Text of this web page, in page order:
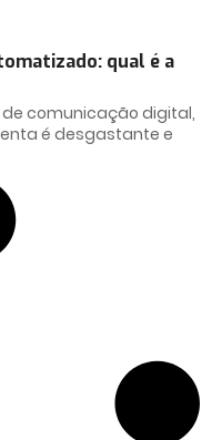
qual é a
comunicação digital,
é desgastante e